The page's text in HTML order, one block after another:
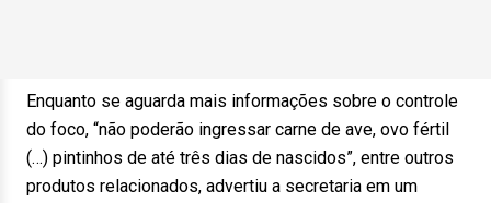
Enquanto se aguarda mais informações sobre o controle
do foco, “não poderão ingressar carne de ave, ovo fértil
(…) pintinhos de até três dias de nascidos”, entre outros
produtos relacionados, advertiu a secretaria em um